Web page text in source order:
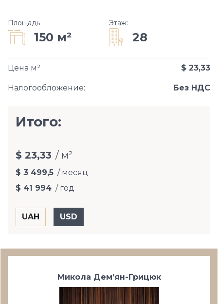
Площадь
150 м²
Этаж:
28
Налогообложение: Без НДС
Цена м² $ 23,33
Итого:
$ 23,33 / м²
$ 3 499,5 / месяц
$ 41 994 / год
Микола Дем’ян-Грицюк